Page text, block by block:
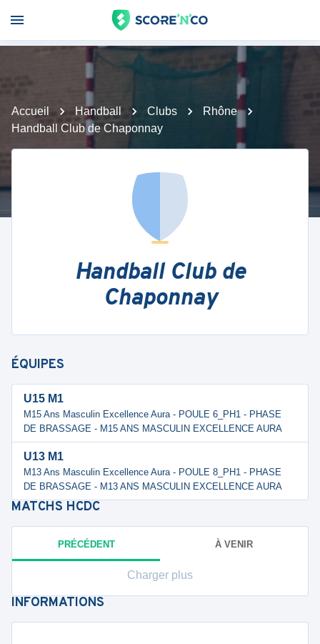
Accueil Handball Clubs
Rhône
Handball Club de Chaponnay
Handball Club de
Chaponnay
ÉQUIPES
U15 M1
M15 Ans Masculin Excellence Aura - POULE 6_PH1 - PHASE
DE BRASSAGE - M15 ANS MASCULIN EXCELLENCE AURA
U13 M1
M13 Ans Masculin Excellence Aura - POULE 8_PH1 - PHASE
DE BRASSAGE - M13 ANS MASCULIN EXCELLENCE AURA
MATCHS HCDC
PRÉCÉDENT À VENIR
Charger plus
INFORMATIONS